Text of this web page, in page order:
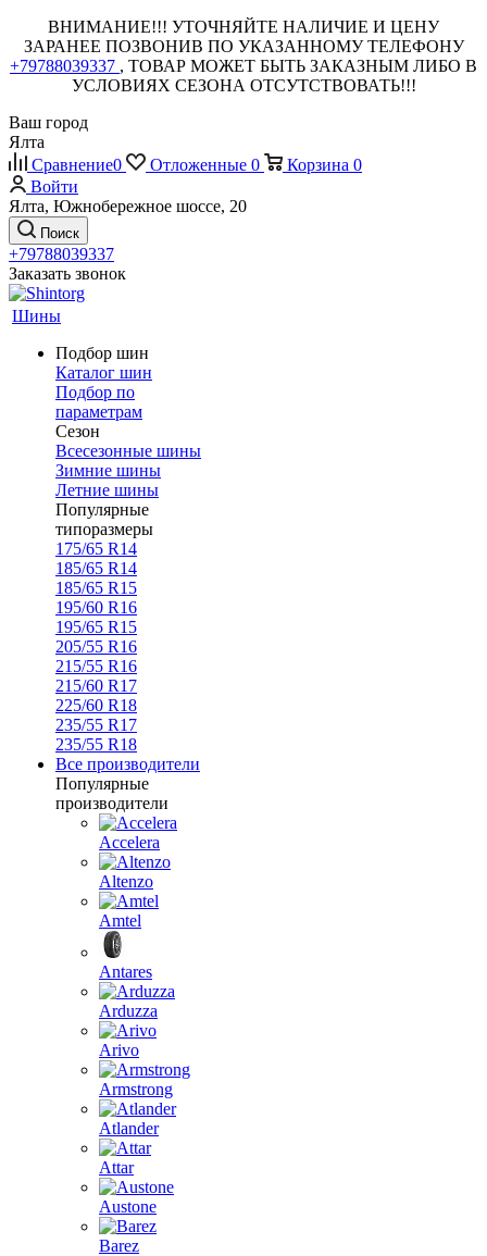
ВНИМАНИЕ!!! УТОЧНЯЙТЕ НАЛИЧИЕ И ЦЕНУ
ЗАРАНЕЕ ПОЗВОНИВ ПО УКАЗАННОМУ ТЕЛЕФОНУ
+79788039337 , ТОВАР МОЖЕТ БЫТЬ ЗАКАЗНЫМ ЛИБО В
УСЛОВИЯХ СЕЗОНА ОТСУТСТВОВАТЬ!!!
Ваш город
Ялта
Сравнение0 Отложенные 0 Корзина 0
Войти
Ялта, Южнобережное шоссе, 20
Поиск
+79788039337
Заказать звонок
Шины
Подбор шин
Каталог шин
Подбор по
параметрам
Сезон
Всесезонные шины
Зимние шины
Летние шины
Популярные
типоразмеры
175/65 R14
185/65 R14
185/65 R15
195/60 R16
195/65 R15
205/55 R16
215/55 R16
215/60 R17
225/60 R18
235/55 R17
235/55 R18
Все производители
Популярные
производители
Accelera
Altenzo
Amtel
Antares
Arduzza
Arivo
Armstrong
Atlander
Attar
Austone
Barez